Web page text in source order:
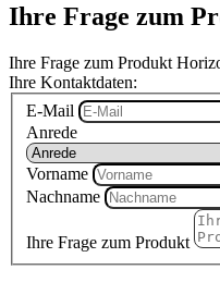
Ihre Frage zum
Ihre Frage zum Produkt
Ihre Kontaktdaten:
E-Mail
Anrede
Vorname
Nachname
Ihre Frage zum Produkt